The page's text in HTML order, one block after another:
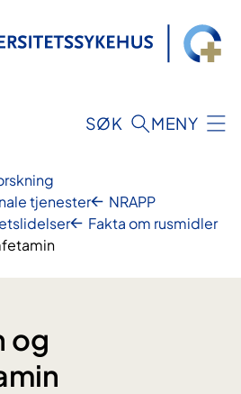
SØK MENY
tjenester
NRAPP
Fakta om rusmidler
og